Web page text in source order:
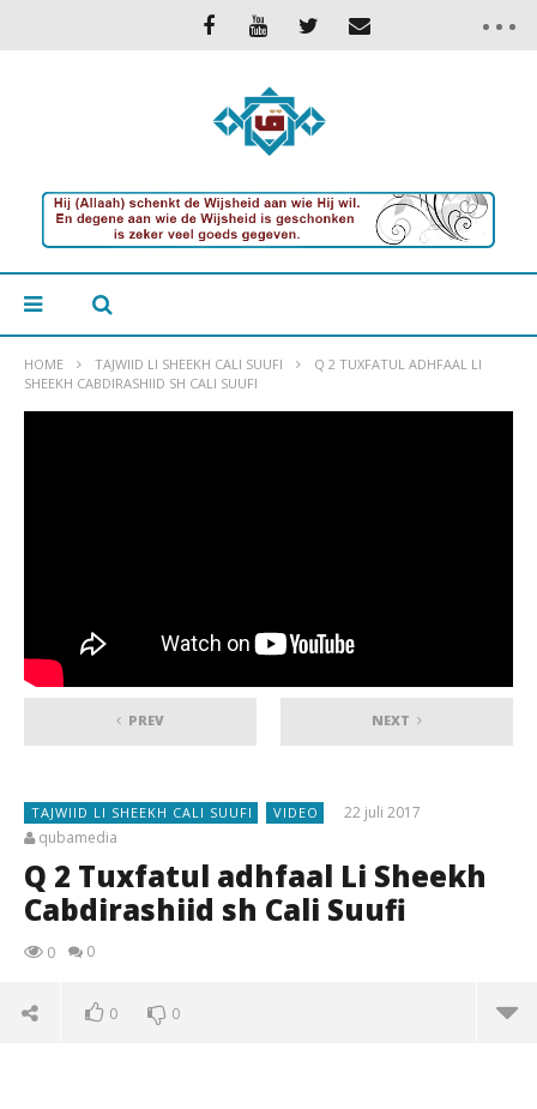
HOME TAJWIID LI SHEEKH CALI SUUFI
Q 2 TUXFATUL ADHFAAL LI
SHEEKH CABDIRASHIID SH CALI SUUFI
PREV NEXT
TAJWIID LI SHEEKH CALI SUUFI VIDEO
22 juli 2017
qubamedia
Q 2 Tuxfatul adhfaal Li Sheekh
Cabdirashiid sh Cali Suufi
0 0
0 0